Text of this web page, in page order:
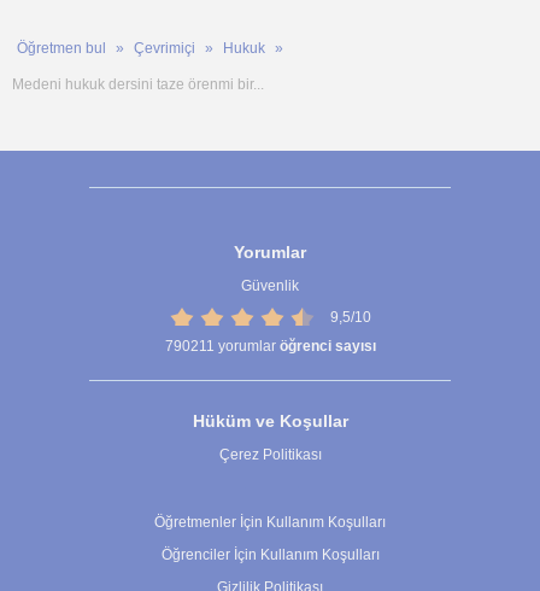
Öğretmen bul Çevrimiçi Hukuk
Medeni hukuk dersini taze örenmi bir...
Yorumlar
Güvenlik
9,5/10
790211 yorumlar öğrenci sayısı
Hüküm ve Koşullar
Çerez Politikası
Öğretmenler İçin Kullanım Koşulları
Öğrenciler İçin Kullanım Koşulları
Gizlilik Politikası